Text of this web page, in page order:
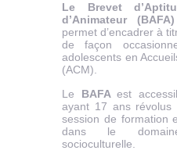
Le Brevet
d’Animateur (BAFA)
permet d’encadrer à
de façon
adolescents en
(ACM).
Le BAFAest
ayant 17 ans
session de formation
dans le
socioculturelle.